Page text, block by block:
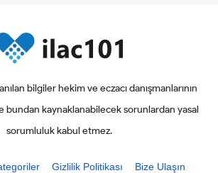
bilgiler hekim ve eczacı danışmanlarının
bundan kaynaklanabilecek sorunlardan yasal
sorumluluk kabul etmez.
Gizlilik Politikası Bize Ulaşın